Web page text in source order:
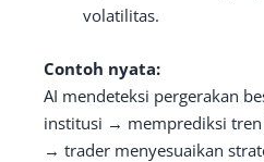
volatilitas.
Contoh nyata:
AI mendeteksi pergerakan
institusi → memprediksi tren
→ trader menyesuaikan